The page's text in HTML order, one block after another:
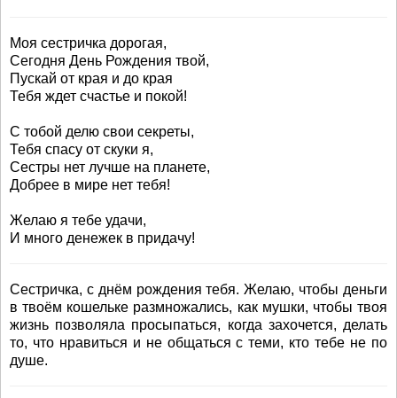
Моя сестричка дорогая,
Сегодня День Рождения твой,
Пускай от края и до края
Тебя ждет счастье и покой!
С тобой делю свои секреты,
Тебя спасу от скуки я,
Сестры нет лучше на планете,
Добрее в мире нет тебя!
Желаю я тебе удачи,
И много денежек в придачу!
Сестричка, с днём рождения тебя. Желаю, чтобы деньги
в твоём кошельке размножались, как мушки, чтобы твоя
жизнь позволяла просыпаться, когда захочется, делать
то, что нравиться и не общаться с теми, кто тебе не по
душе.